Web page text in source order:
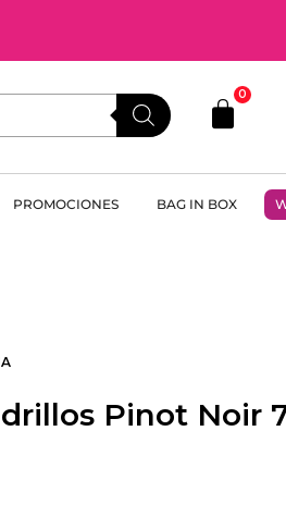
0
PROMOCIONES BAG IN BOX
Pinot Noir